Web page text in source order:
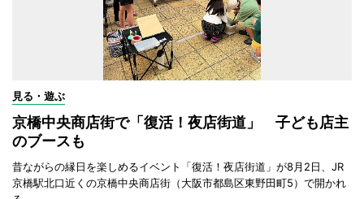
見る・遊ぶ
京橋中央商店街で「復活！夜店街道」 子ども店主
のブースも
昔ながらの縁日を楽しめるイベント「復活！夜店街道」が8月2日、JR
京橋駅北口近くの京橋中央商店街（大阪市都島区東野田町5）で開かれ